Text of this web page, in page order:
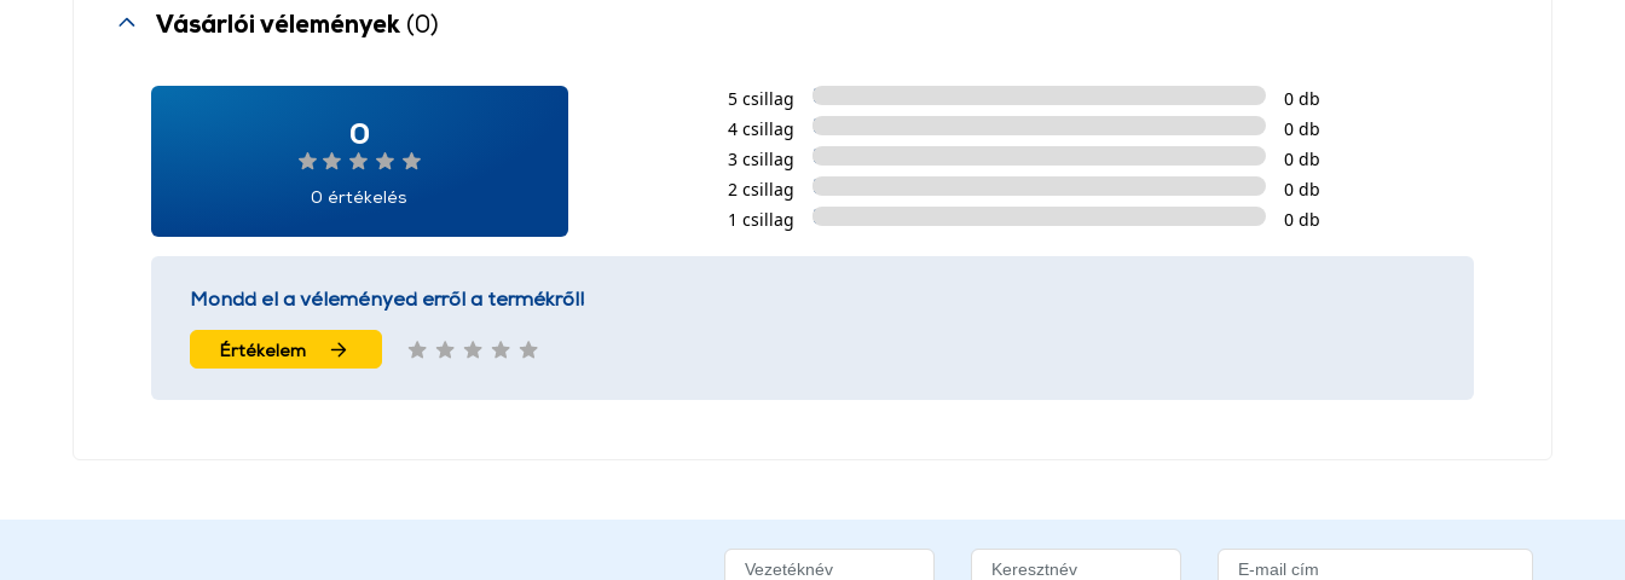
Vásárlói vélemények (0)
0
0 értékelés
5 csillag
0 db
4 csillag
0 db
3 csillag
0 db
2 csillag
0 db
1 csillag
0 db
Mondd el a véleményed erről a termékről!
Értékelem